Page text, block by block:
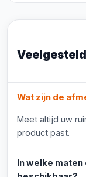
Wat zijn de
Meet altijd uw
product past.
In welke